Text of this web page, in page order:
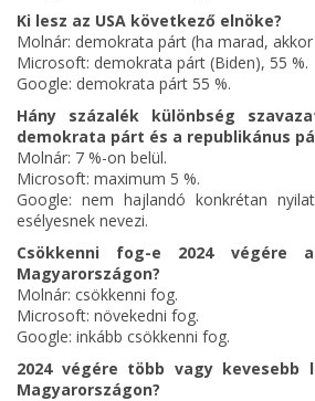
Ki lesz az USA következő elnöke?
Molnár: demokrata párt (ha marad, akkor
Microsoft: demokrata párt (Biden), 55 %.
Google: demokrata párt 55 %.
Hány százalék különbség
demokrata párt és a republikánus
Molnár: 7 %-on belül.
Microsoft: maximum 5 %.
Google: nem hajlandó konkrétan
esélyesnek nevezi.
Csökkenni fog-e 2024 végére
Magyarországon?
Molnár: csökkenni fog.
Microsoft: növekedni fog.
Google: inkább csökkenni fog.
2024 végére több vagy kevesebb
Magyarországon?